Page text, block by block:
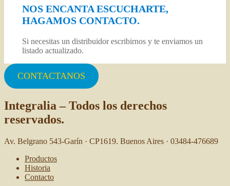
NOS ENCANTA ESCUCHARTE,
HAGAMOS CONTACTO.
Si necesitas un distribuidor escribirnos y te enviamos un
listado actualizado.
CONTACTANOS
Integralia – Todos los derechos
reservados.
Av. Belgrano 543-Garín · CP1619. Buenos Aires · 03484-476689
Productos
Historia
Contacto